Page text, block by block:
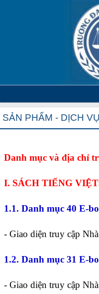
SẢN PHẨM - DỊCH VỤ
Danh mục và địa chỉ
I. SÁCH TIẾNG
1.1. Danh mục 40 E-
- Giao diện truy cập
1.2. Danh mục 31 E-
- Giao diện truy cập